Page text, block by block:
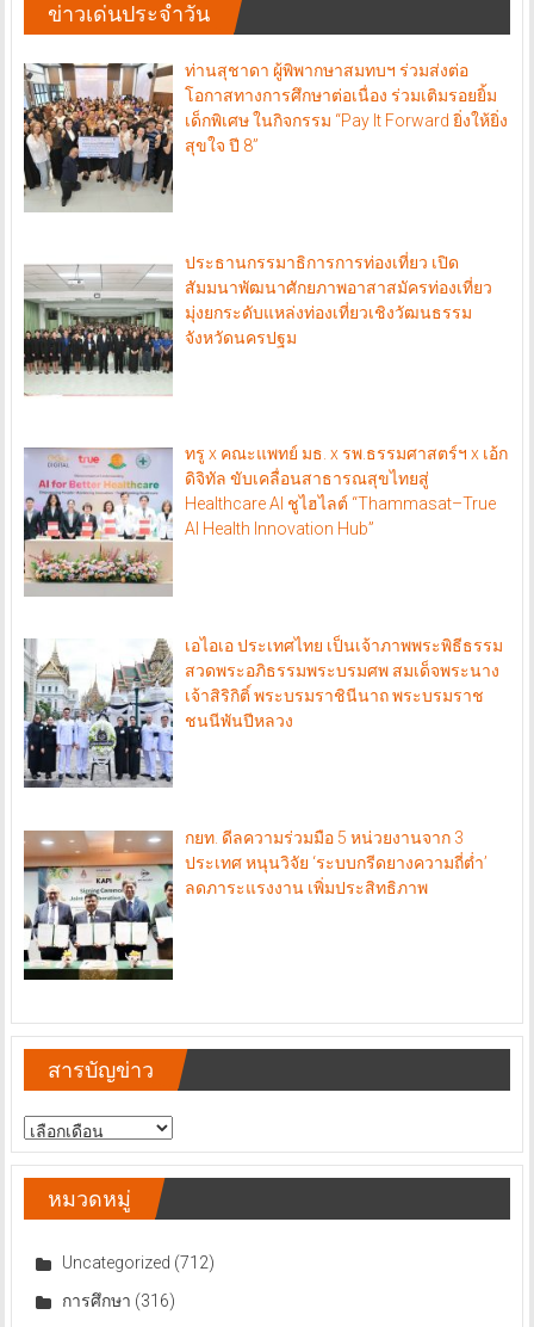
ข่าวเด่นประจำวัน
ท่านสุชาดา ผู้พิพากษาสมทบฯ ร่วมส่งต่อ
โอกาสทางการศึกษาต่อเนื่อง ร่วมเติมรอยยิ้ม
เด็กพิเศษ ในกิจกรรม “Pay It Forward ยิ่งให้ยิ่ง
สุขใจ ปี 8”
ประธานกรรมาธิการการท่องเที่ยว เปิด
สัมมนาพัฒนาศักยภาพอาสาสมัครท่องเที่ยว
มุ่งยกระดับแหล่งท่องเที่ยวเชิงวัฒนธรรม
จังหวัดนครปฐม
ทรู x คณะแพทย์ มธ. x รพ.ธรรมศาสตร์ฯ x เอ้ก
ดิจิทัล ขับเคลื่อนสาธารณสุขไทยสู่
Healthcare AI ชูไฮไลต์ “Thammasat–True
AI Health Innovation Hub”
เอไอเอ ประเทศไทย เป็นเจ้าภาพพระพิธีธรรม
สวดพระอภิธรรมพระบรมศพ สมเด็จพระนาง
เจ้าสิริกิติ์ พระบรมราชินีนาถ พระบรมราช
ชนนีพันปีหลวง
กยท. ดีลความร่วมมือ 5 หน่วยงานจาก 3
ประเทศ หนุนวิจัย ‘ระบบกรีดยางความถี่ต่ำ’
ลดภาระแรงงาน เพิ่มประสิทธิภาพ
สารบัญข่าว
สารบัญ
ข่าว
หมวดหมู่
Uncategorized (712)
การศึกษา (316)